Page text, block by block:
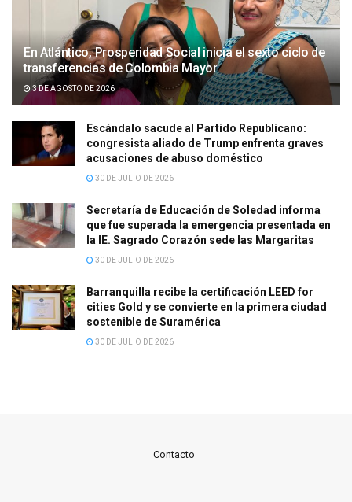
En Atlántico, Prosperidad Social inicia el sexto ciclo de
transferencias de Colombia Mayor
3 DE AGOSTO DE 2026
Escándalo sacude al Partido Republicano:
congresista aliado de Trump enfrenta graves
acusaciones de abuso doméstico
30 DE JULIO DE 2026
Secretaría de Educación de Soledad informa
que fue superada la emergencia presentada en
la IE. Sagrado Corazón sede las Margaritas
30 DE JULIO DE 2026
Barranquilla recibe la certificación LEED for
cities Gold y se convierte en la primera ciudad
sostenible de Suramérica
30 DE JULIO DE 2026
Contacto